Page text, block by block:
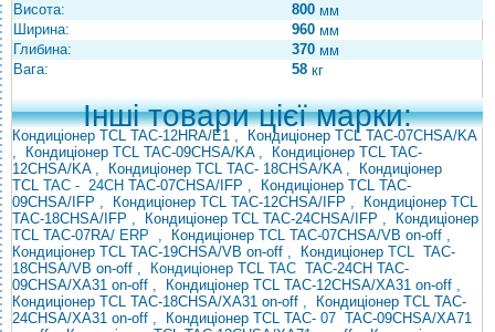
Висота:
800 мм
Ширина:
960 мм
Глибина:
370 мм
Вага:
58 кг
Інші товари цієї марки:
Кондиціонер TCL TAC-12HRA/E1 ,
Кондиціонер TCL TAC-07CHSA/KA
,
Кондиціонер TCL TAC-09CHSA/KA ,
Кондиціонер TCL TAC-
12CHSA/KA , Кондиціонер TCL TAC- 18CHSA/KA ,
Кондиціонер
TCL TAC - 24CH TAC-07CHSA/IFP ,
Кондиціонер TCL TAC-
09CHSA/IFP , Кондиціонер TCL TAC-12CHSA/IFP ,
Кондиціонер TCL
TAC-18CHSA/IFP , Кондиціонер TCL TAC-24CHSA/IFP ,
Кондиціонер
TCL TAC-07RA/ ERP , Кондиціонер TCL TAC-07CHSA/VB on-off ,
Кондиціонер TCL TAC-19CHSA/VB on-off , Кондиціонер TCL TAC-
18CHSA/VB on-off , Кондиціонер TCL TAC TAC-24CH TAC-
09CHSA/XA31 on-off , Кондиціонер TCL TAC-12CHSA/XA31 on-off ,
Кондиціонер TCL TAC-18CHSA/XA31 on-off ,
Кондиціонер TCL TAC-
24CHSA/XA31 on-off , Кондиціонер TCL TAC- 07 TAC-09CHSA/XA71